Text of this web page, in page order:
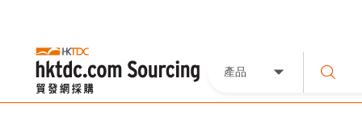
產品